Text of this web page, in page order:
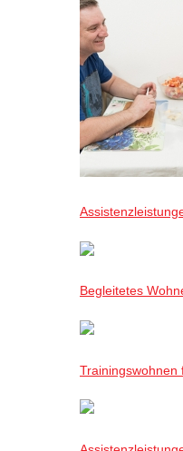
Begleitetes
Trainingswohnen